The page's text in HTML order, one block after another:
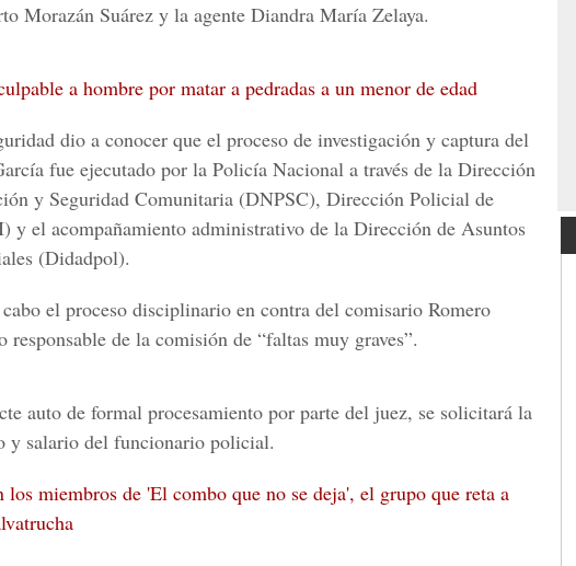
Morazán Suárez y la agente Diandra María Zelaya.
a hombre por matar a pedradas a un menor de edad
dio a conocer que el proceso de investigación y captura del
fue ejecutado por la Policía Nacional a través de la Dirección
y Seguridad Comunitaria (DNPSC), Dirección Policial de
y el acompañamiento administrativo de la Dirección de Asuntos
(Didadpol).
el proceso disciplinario en contra del comisario Romero
responsable de la comisión de “faltas muy graves”.
auto de formal procesamiento por parte del juez, se solicitará la
y salario del funcionario policial.
miembros de 'El combo que no se deja', el grupo que reta a